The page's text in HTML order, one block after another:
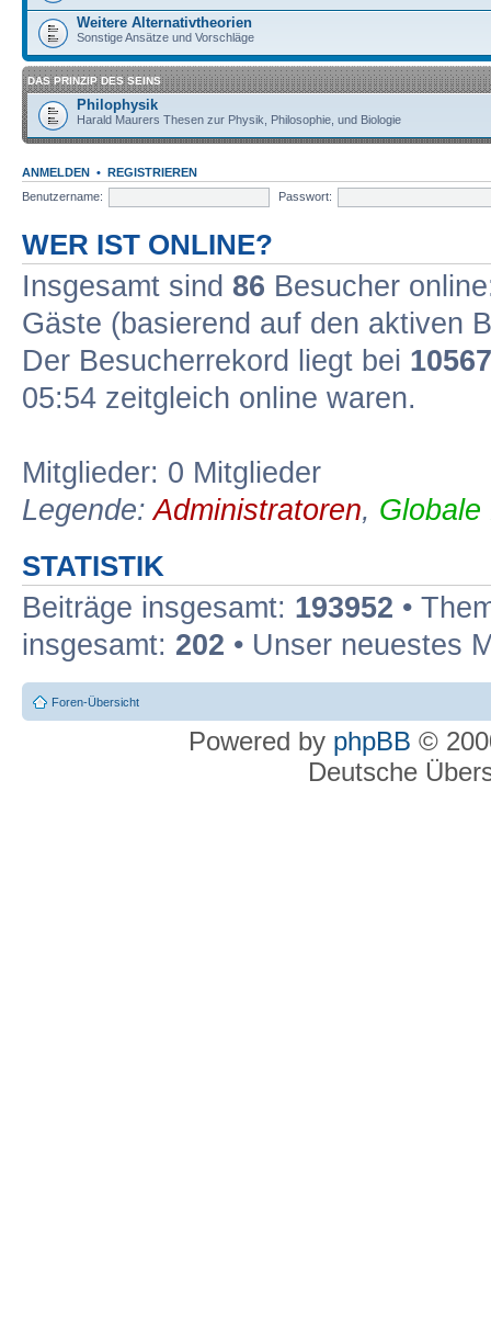
Weitere Alternativtheorien
Sonstige Ansätze und Vorschläge
DAS PRINZIP DES SEINS
Philophysik
Harald Maurers Thesen zur Physik, Philosophie, und Biologie
ANMELDEN • REGISTRIEREN
Benutzername:
Passwort:
WER IST ONLINE?
Insgesamt sind 86 Besucher
Gäste (basierend auf den aktiven
Der Besucherrekord liegt bei 10567
05:54 zeitgleich online waren.
Mitglieder: 0 Mitglieder
Legende:Administratoren, Globale
STATISTIK
Beiträge insgesamt: 193952 •
insgesamt: 202 • Unser neuestes
Foren-Übersicht
Powered by phpBB ©
Deutsche